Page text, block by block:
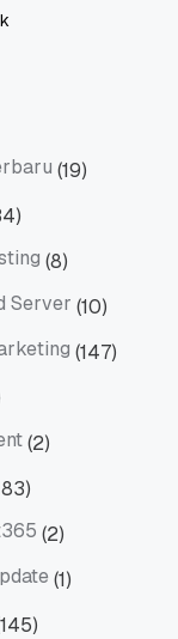
(19)
(8)
Server (10)
(147)
(2)
(2)
(1)